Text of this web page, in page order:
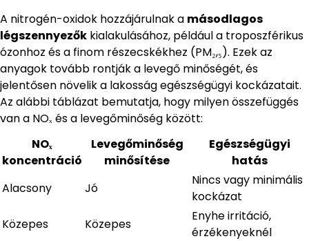
A nitrogén-oxidok hozzájárulnak a másodlagos
légszennyezők kialakulásához, például a troposzférikus
ózonhoz és a finom részecskékhez (PM₂,₅). Ezek az
anyagok tovább rontják a levegő minőségét, és
jelentősen növelik a lakosság egészségügyi kockázatait.
Az alábbi táblázat bemutatja, hogy milyen összefüggés
van a NOₓ és a levegőminőség között:
NOₓ
koncentráció
Levegőminőség
minősítése
Egészségügyi
hatás
Alacsony
Jó
Nincs vagy minimális
kockázat
Közepes
Közepes
Enyhe irritáció,
érzékenyeknél